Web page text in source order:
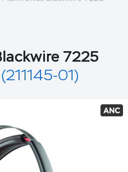
7225
01)